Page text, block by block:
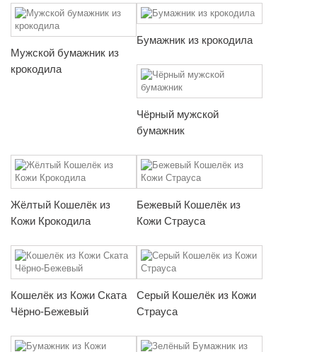
Мужской бумажник из
крокодила
Бумажник из крокодила
Чёрный мужской
бумажник
Жёлтый Кошелёк из
Кожи Крокодила
Бежевый Кошелёк из
Кожи Страуса
Кошелёк из Кожи Ската
Чёрно-Бежевый
Серый Кошелёк из Кожи
Страуса